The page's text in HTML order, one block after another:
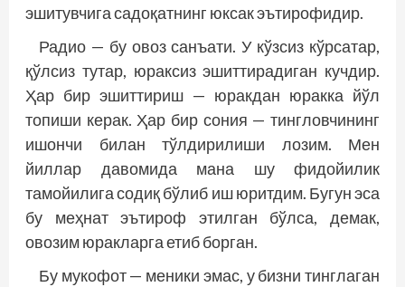
эшитувчига садоқатнинг юксак эътирофидир.
Радио — бу овоз санъати. У кўзсиз кўрсатар,
қўлсиз тутар, юраксиз эшиттирадиган кучдир.
Ҳар бир эшиттириш — юракдан юракка йўл
топиши керак. Ҳар бир сония — тингловчининг
ишончи билан тўлдирилиши лозим. Мен
йиллар давомида мана шу фидойилик
тамойилига содиқ бўлиб иш юритдим. Бугун эса
бу меҳнат эътироф этилган бўлса, демак,
овозим юракларга етиб борган.
Бу мукофот — меники эмас, у бизни тинглаган